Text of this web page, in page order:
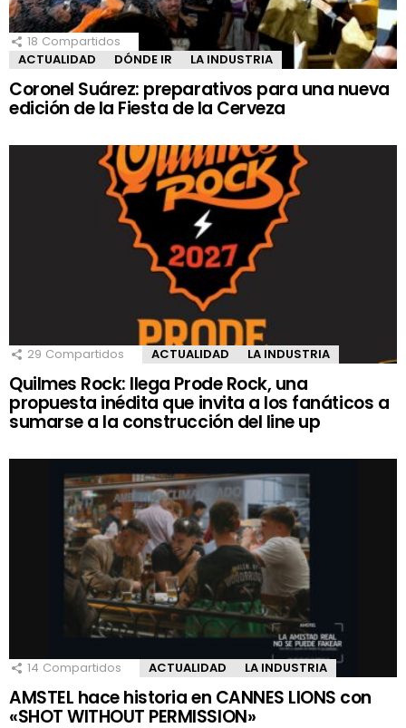
18 Compartidos
ACTUALIDAD
DÓNDE IR LA INDUSTRIA
Coronel Suárez: preparativos para una nueva
edición de la Fiesta de la Cerveza
29 Compartidos ACTUALIDAD LA INDUSTRIA
Quilmes Rock: llega Prode Rock, una
propuesta inédita que invita a los fanáticos a
sumarse a la construcción del line up
14 Compartidos ACTUALIDAD LA INDUSTRIA
AMSTEL hace historia en CANNES LIONS con
«SHOT WITHOUT PERMISSION»